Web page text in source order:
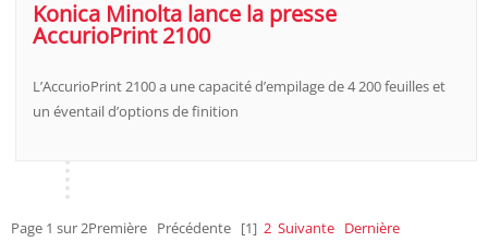
Konica Minolta lance la presse
AccurioPrint 2100
L’AccurioPrint 2100 a une capacité d’empilage de 4 200 feuilles et
un éventail d’options de finition
Page 1 sur 2Première Précédente [1] 2 Suivante Dernière